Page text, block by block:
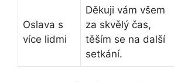
Oslava s
více lidmi
Děkuji vám všem
za skvělý čas,
těším se na další
setkání.